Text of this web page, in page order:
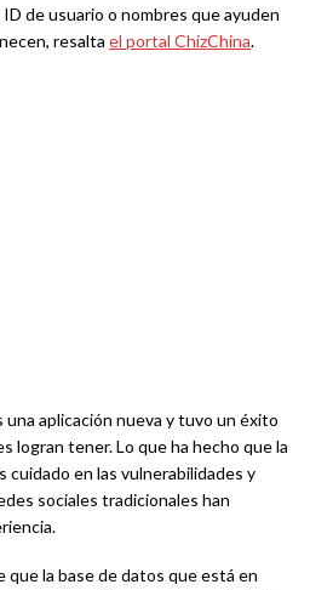
de usuario o nombres que ayuden
resalta el portal ChizChina.
aplicación nueva y tuvo un éxito
logran tener. Lo que ha hecho que la
cuidado en las vulnerabilidades y
sociales tradicionales han
que la base de datos que está en